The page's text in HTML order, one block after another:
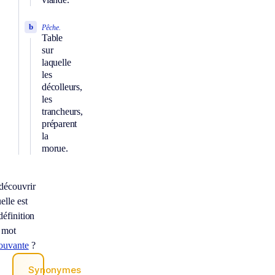
Pêche.
Table
sur
laquelle
les
décolleurs,
les
trancheurs,
préparent
la
morue.
b
est
?
Synonymes